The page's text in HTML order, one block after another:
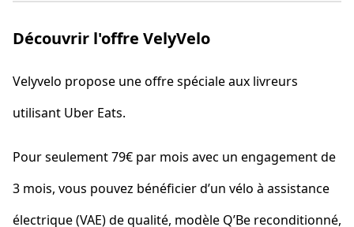
Découvrir l'offre VelyVelo
Velyvelo propose une offre spéciale aux livreurs
utilisant Uber Eats.
Pour seulement 79€ par mois avec un engagement de
3 mois, vous pouvez bénéficier d’un vélo à assistance
électrique (VAE) de qualité, modèle Q’Be reconditionné,